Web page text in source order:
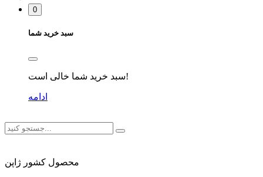
0
سبد خرید شما
سبد خرید شما خالی است!
ادامه
محصول کشور ژاپن